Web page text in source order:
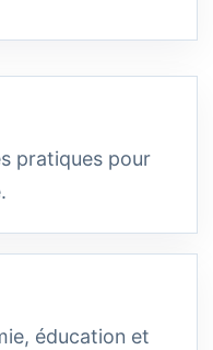
pratiques pour
éducation et